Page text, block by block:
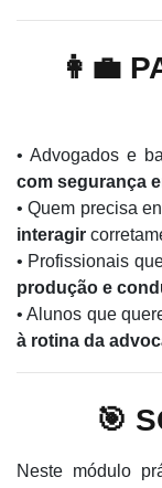
👩‍💼
• Advogados e
com segurança
• Quem precisa
interagir
• Profissionais
produção e
• Alunos que
à rotina da
🎯
Neste módulo